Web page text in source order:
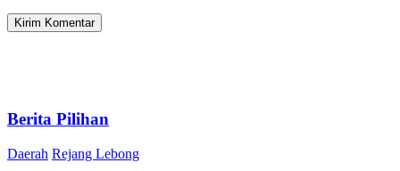
Berita Pilihan
Daerah Rejang Lebong